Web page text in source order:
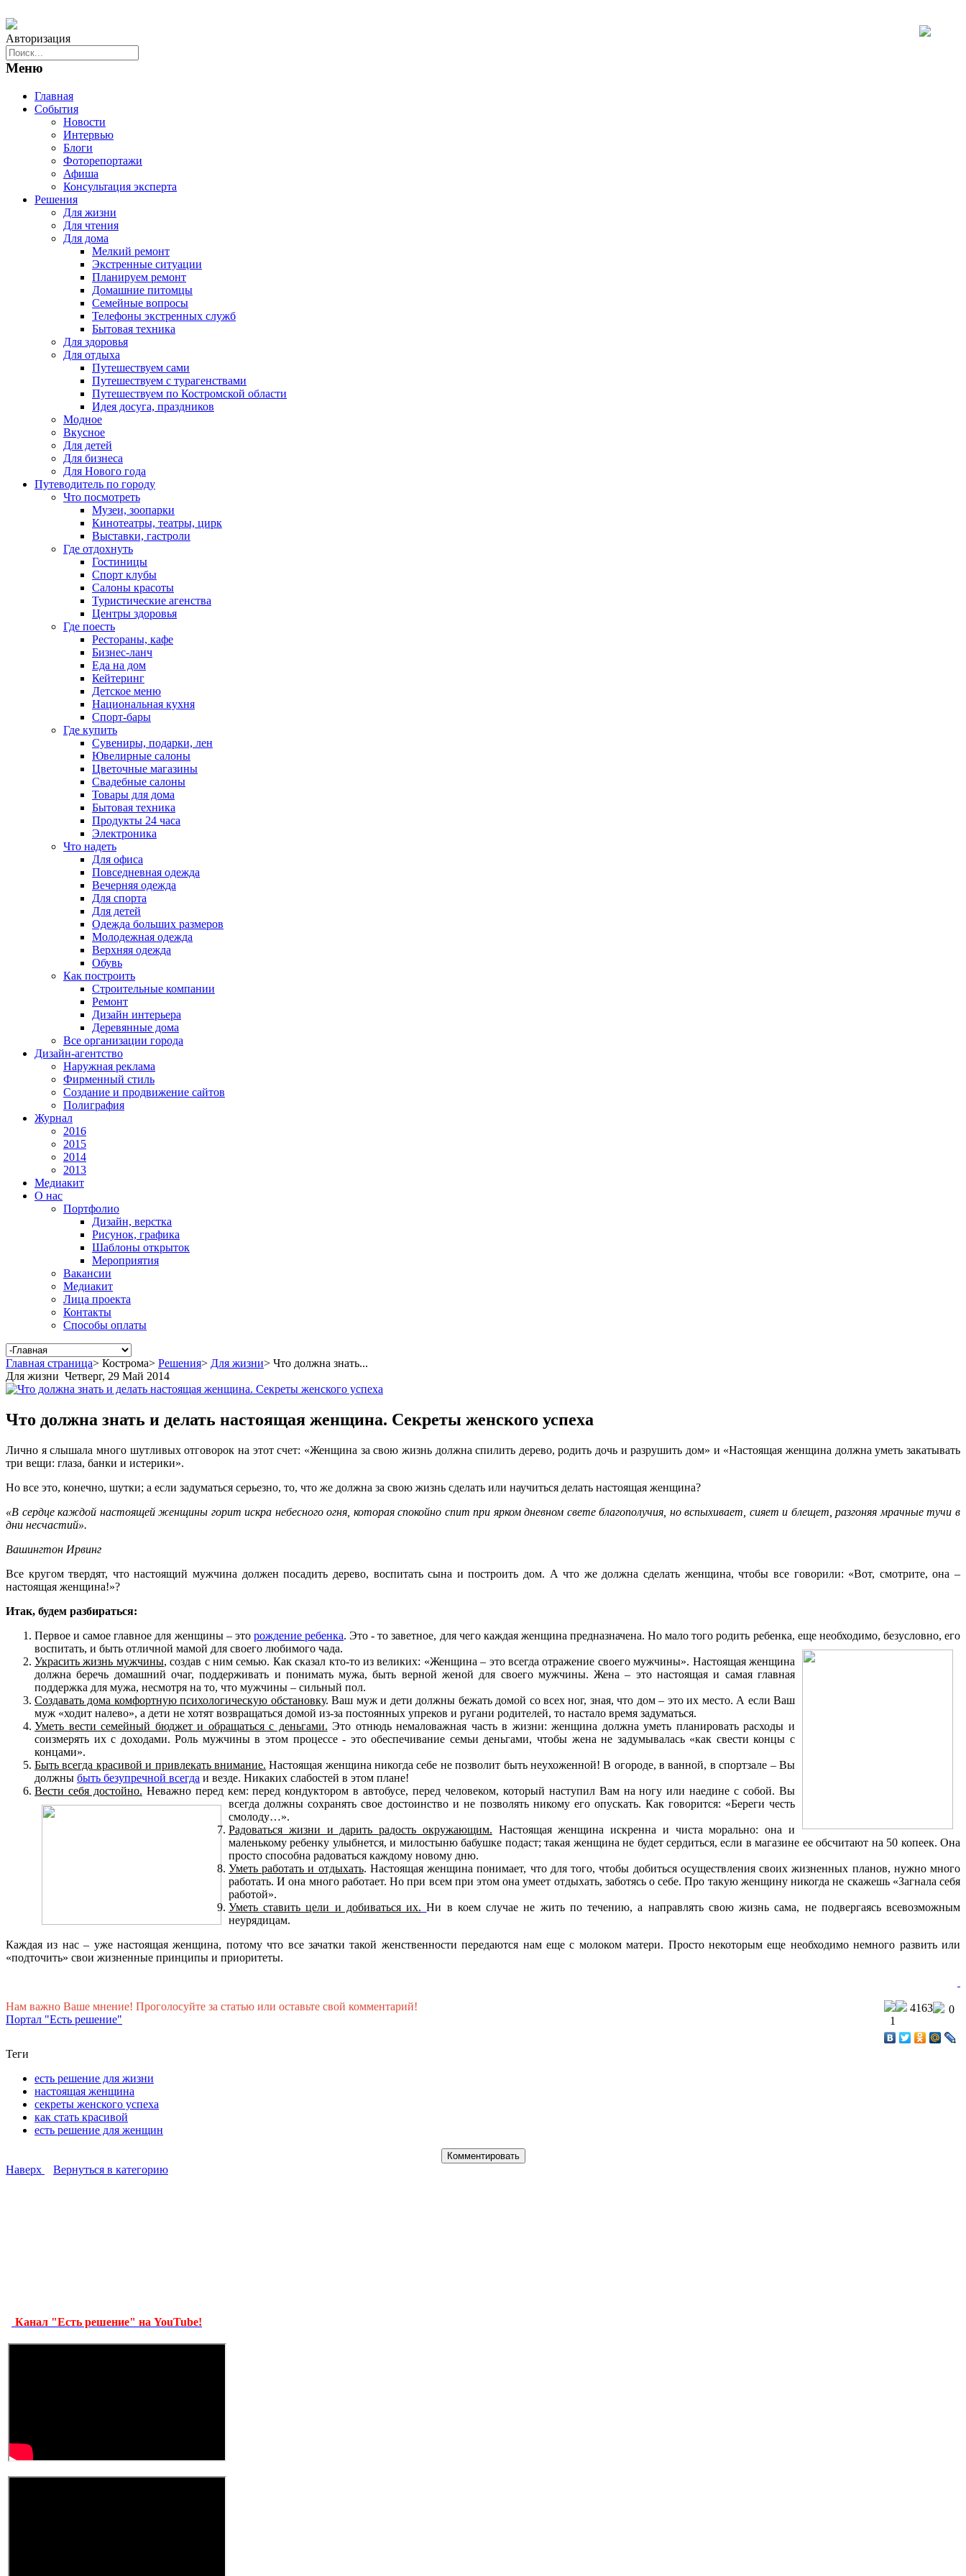
Авторизация
Меню
Главная
События
Новости
Интервью
Блоги
Фоторепортажи
Афиша
Консультация эксперта
Решения
Для жизни
Для чтения
Для дома
Мелкий ремонт
Экстренные ситуации
Планируем ремонт
Домашние питомцы
Семейные вопросы
Телефоны экстренных служб
Бытовая техника
Для здоровья
Для отдыха
Путешествуем сами
Путешествуем с турагенствами
Путешествуем по Костромской области
Идея досуга, праздников
Модное
Вкусное
Для детей
Для бизнеса
Для Нового года
Путеводитель по городу
Что посмотреть
Музеи, зоопарки
Кинотеатры, театры, цирк
Выставки, гастроли
Где отдохнуть
Гостиницы
Спорт клубы
Салоны красоты
Туристические агенства
Центры здоровья
Где поесть
Рестораны, кафе
Бизнес-ланч
Еда на дом
Кейтеринг
Детское меню
Национальная кухня
Спорт-бары
Где купить
Сувениры, подарки, лен
Ювелирные салоны
Цветочные магазины
Свадебные салоны
Товары для дома
Бытовая техника
Продукты 24 часа
Электроника
Что надеть
Для офиса
Повседневная одежда
Вечерняя одежда
Для спорта
Для детей
Одежда больших размеров
Молодежная одежда
Верхняя одежда
Обувь
Как построить
Строительные компании
Ремонт
Дизайн интерьера
Деревянные дома
Все организации города
Дизайн-агентство
Наружная реклама
Фирменный стиль
Создание и продвижение сайтов
Полиграфия
Журнал
2016
2015
2014
2013
Медиакит
О нас
Портфолио
Дизайн, верстка
Рисунок, графика
Шаблоны открыток
Мероприятия
Вакансии
Медиакит
Лица проекта
Контакты
Способы оплаты
Главная страница> Кострома> Решения> Для жизни> Что должна знать...
Для жизни Четверг, 29 Май 2014
Что должна знать и делать настоящая женщина. Секреты женского успеха
Лично я слышала много шутливых отговорок на этот счет: «Женщина за свою жизнь должна спилить дерево, родить дочь и разрушить дом» и «Настоящая женщина должна уметь закатывать
три вещи: глаза, банки и истерики».
Но все это, конечно, шутки; а если задуматься серьезно, то, что же должна за свою жизнь сделать или научиться делать настоящая женщина?
«В сердце каждой настоящей женщины горит искра небесного огня, которая спокойно спит при ярком дневном свете благополучия, но вспыхивает, сияет и блещет, разгоняя мрачные тучи в
дни несчастий».
Вашингтон Ирвинг
Все кругом твердят, что настоящий мужчина должен посадить дерево, воспитать сына и построить дом. А что же должна сделать женщина, чтобы все говорили: «Вот, смотрите, она –
настоящая женщина!»?
Итак, будем разбираться:
Первое и самое главное для женщины – это рождение ребенка. Это - то заветное, для чего каждая женщина предназначена. Но мало того родить ребенка, еще необходимо, безусловно, его
воспитать, и быть отличной мамой для своего любимого чада.
Украсить жизнь мужчины, создав с ним семью. Как сказал кто-то из великих: «Женщина – это всегда отражение своего мужчины». Настоящая женщина
должна беречь домашний очаг, поддерживать и понимать мужа, быть верной женой для своего мужчины. Жена – это настоящая и самая главная
поддержка для мужа, несмотря на то, что мужчины – сильный пол.
Создавать дома комфортную психологическую обстановку. Ваш муж и дети должны бежать домой со всех ног, зная, что дом – это их место. А если Ваш
муж «ходит налево», а дети не хотят возвращаться домой из-за постоянных упреков и ругани родителей, то настало время задуматься.
Уметь вести семейный бюджет и обращаться с деньгами. Это отнюдь немаловажная часть в жизни: женщина должна уметь планировать расходы и
соизмерять их с доходами. Роль мужчины в этом процессе - это обеспечивание семьи деньгами, чтобы жена не задумывалась «как свести концы с
концами».
Быть всегда красивой и привлекать внимание. Настоящая женщина никогда себе не позволит быть неухоженной! В огороде, в ванной, в спортзале – Вы
должны быть безупречной всегда и везде. Никаких слабостей в этом плане!
Вести себя достойно. Неважно перед кем: перед кондуктором в автобусе, перед человеком, который наступил Вам на ногу или наедине с собой. Вы
всегда должны сохранять свое достоинство и не позволять никому его опускать. Как говорится: «Береги честь
смолоду…».
Радоваться жизни и дарить радость окружающим. Настоящая женщина искренна и чиста морально: она и
маленькому ребенку улыбнется, и милостыню бабушке подаст; такая женщина не будет сердиться, если в магазине ее обсчитают на 50 копеек. Она
просто способна радоваться каждому новому дню.
Уметь работать и отдыхать. Настоящая женщина понимает, что для того, чтобы добиться осуществления своих жизненных планов, нужно много
работать. И она много работает. Но при всем при этом она умеет отдыхать, заботясь о себе. Про такую женщину никогда не скажешь «Загнала себя
работой».
Уметь ставить цели и добиваться их. Ни в коем случае не жить по течению, а направлять свою жизнь сама, не подвергаясь всевозможным
неурядицам.
Каждая из нас – уже настоящая женщина, потому что все зачатки такой женственности передаются нам еще с молоком матери. Просто некоторым еще необходимо немного развить или
«подточить» свои жизненные принципы и приоритеты.
Нам важно Ваше мнение! Проголосуйте за статью или оставьте свой комментарий!
Портал "Есть решение"
0
4163
1
Теги
есть решение для жизни
настоящая женщина
секреты женского успеха
как стать красивой
есть решение для женщин
Наверх Вернуться в категорию
Канал "Есть решение" на YouTube!